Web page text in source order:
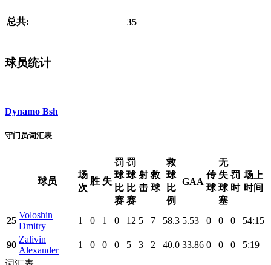
总共: 35
球员统计
Dynamo Bsh
守门员词汇表
球员
场
次
胜 失
罚
球
比
赛
罚
球
比
赛
射
击
救
球
救
球
比
例
GAA
传
球
无
失
球
塞
罚
时
场上
时间
25
Voloshin
Dmitry
1 0 1 0 12 5 7 58.3 5.53 0 0 0 54:15
90
Zalivin
Alexander
1 0 0 0 5 3 2 40.0 33.86 0 0 0
5:19